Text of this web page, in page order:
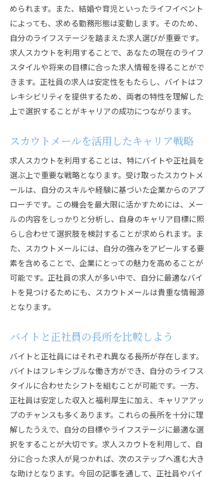
キャリアを築く求人スカウトの使い方バイトと
正社員の選択基準
スカウト求人を利用したキャリア形成
バイトと正社員の選択における基準の設定
スカウトサービスで得られる情報を活用
求人選びでの成功事例を学ぶ
自分に合ったキャリアパスを見つける方法
求人スカウトで理想の仕事を見つけるバイトと
理想の職場環境を見極めるポイント
バイトと正社員のメリットを再評価
スカウトメールを活かした職場選び
求人情報で確認すべき重要事項
理想のライフスタイルと求人の一致度
自己分析で理想の仕事を明確にする
められます。また、結婚や育児といったライフイベント
によっても、求める勤務形態は変動します。そのため、
自分のライフステージを踏まえた求人選びが重要です。
求人スカウトを利用することで、あなたの現在のライフ
スタイルや将来の目標に合った求人情報を得ることがで
きます。正社員の求人は安定性をもたらし、バイトはフ
レキシビリティを提供するため、両者の特性を理解した
上で選択することがキャリアの成功につながります。
スカウトメールを活用したキャリア戦略
求人スカウトを利用することは、特にバイトや正社員を
選ぶ上で重要な戦略となります。受け取ったスカウトメ
ールは、自分のスキルや経験に基づいた企業からのアプ
ローチです。この機会を最大限に活かすためには、メー
ルの内容をしっかりと分析し、自身のキャリア目標に照
らし合わせて選択肢を検討することが求められます。ま
た、スカウトメールには、自分の強みをアピールする要
素を含めることで、企業にとっての魅力を高めることが
可能です。正社員の求人が多い中で、自分に最適なバイ
トを見つけるためにも、スカウトメールは貴重な情報源
となります。
バイトと正社員の長所を比較しよう
バイトと正社員にはそれぞれ異なる長所が存在します。
バイトはフレキシブルな働き方ができ、自分のライフス
タイルに合わせたシフトを組むことが可能です。一方、
正社員は安定した収入と福利厚生に加え、キャリアアッ
プのチャンスも多くあります。これらの長所を十分に理
解したうえで、自分の目標やライフステージに最適な選
択をすることが大切です。求人スカウトを利用して、自
分に合った求人が見つかれば、次のステップへ進む大き
な助けとなります。今回の記事を通して、正社員やバイ